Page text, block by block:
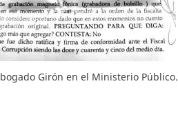
Girón en el Ministerio Público.